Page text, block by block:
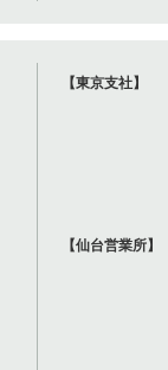
【東京支社】
【仙台営業所】